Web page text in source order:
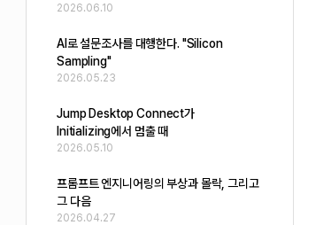
2026.06.10
AI로 설문조사를 대행한다. "Silicon
Sampling"
2026.05.23
Jump Desktop Connect가
Initializing에서 멈출 때
2026.05.10
프롬프트 엔지니어링의 부상과 몰락, 그리고
그 다음
2026.04.27